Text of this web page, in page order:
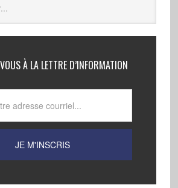
À LA LETTRE D’INFORMATION